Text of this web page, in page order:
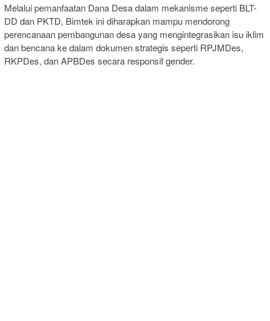
Melalui pemanfaatan Dana Desa dalam mekanisme seperti BLT-
DD dan PKTD, Bimtek ini diharapkan mampu mendorong
perencanaan pembangunan desa yang mengintegrasikan isu iklim
dan bencana ke dalam dokumen strategis seperti RPJMDes,
RKPDes, dan APBDes secara responsif gender.